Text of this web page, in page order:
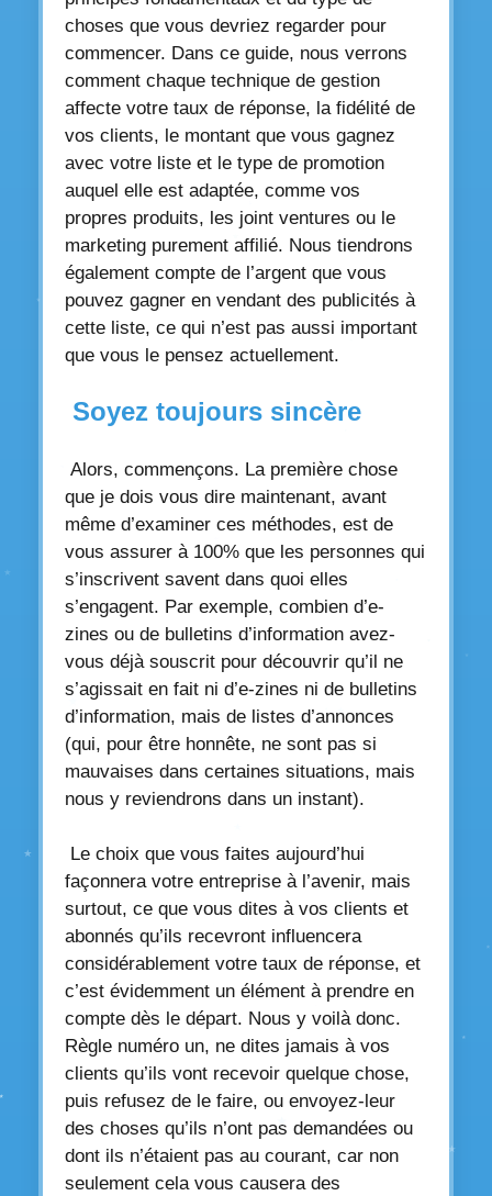
choses que vous devriez regarder pour
commencer. Dans ce guide, nous verrons
comment chaque technique de gestion
affecte votre taux de réponse, la fidélité de
vos clients, le montant que vous gagnez
avec votre liste et le type de promotion
auquel elle est adaptée, comme vos
propres produits, les joint ventures ou le
marketing purement affilié. Nous tiendrons
également compte de l’argent que vous
pouvez gagner en vendant des publicités à
cette liste, ce qui n’est pas aussi important
que vous le pensez actuellement.
Soyez toujours sincère
Alors, commençons. La première chose
que je dois vous dire maintenant, avant
même d’examiner ces méthodes, est de
vous assurer à 100% que les personnes qui
s’inscrivent savent dans quoi elles
s’engagent. Par exemple, combien d’e-
zines ou de bulletins d’information avez-
vous déjà souscrit pour découvrir qu’il ne
s’agissait en fait ni d’e-zines ni de bulletins
d’information, mais de listes d’annonces
(qui, pour être honnête, ne sont pas si
mauvaises dans certaines situations, mais
nous y reviendrons dans un instant).
Le choix que vous faites aujourd’hui
façonnera votre entreprise à l’avenir, mais
surtout, ce que vous dites à vos clients et
abonnés qu’ils recevront influencera
considérablement votre taux de réponse, et
c’est évidemment un élément à prendre en
compte dès le départ. Nous y voilà donc.
Règle numéro un, ne dites jamais à vos
clients qu’ils vont recevoir quelque chose,
puis refusez de le faire, ou envoyez-leur
des choses qu’ils n’ont pas demandées ou
dont ils n’étaient pas au courant, car non
seulement cela vous causera des